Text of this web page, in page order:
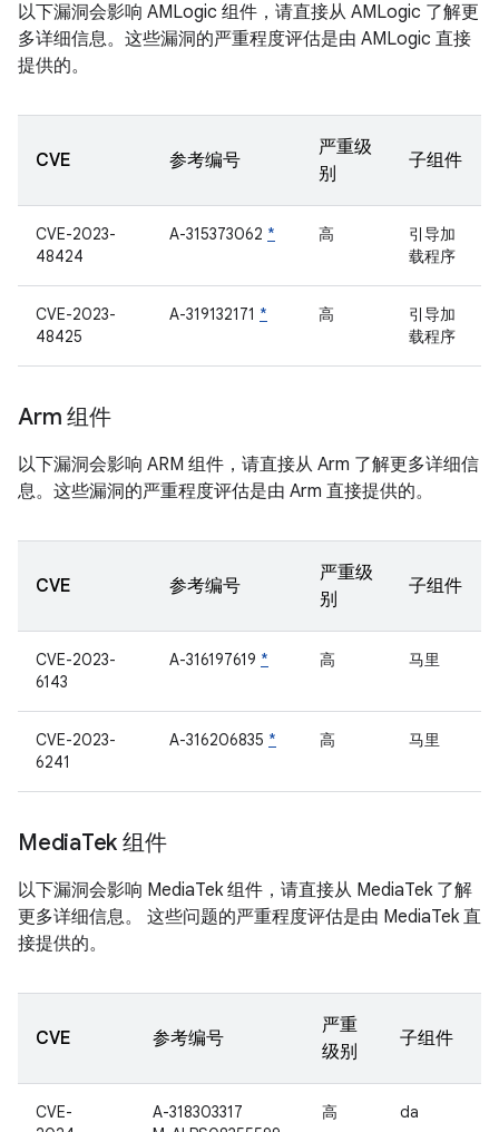
以下漏洞会影响 AMLogic 组件，请直接从 AMLogic 了解更
多详细信息。这些漏洞的严重程度评估是由 AMLogic 直接
提供的。
CVE 参考编号
严重级
别
子组件
CVE-2023-
48424
A-315373062 * 高
引导加
载程序
CVE-2023-
48425
A-319132171 * 高
引导加
载程序
Arm 组件
以下漏洞会影响 ARM 组件，请直接从 Arm 了解更多详细信
息。这些漏洞的严重程度评估是由 Arm 直接提供的。
CVE 参考编号
严重级
别
子组件
CVE-2023-
6143
A-316197619 * 高 马里
CVE-2023-
6241
A-316206835 * 高 马里
MediaTek 组件
以下漏洞会影响 MediaTek 组件，请直接从 MediaTek 了解
更多详细信息。 这些问题的严重程度评估是由 MediaTek 直
接提供的。
CVE 参考编号
严重
级别
子组件
CVE-
A-318303317
高 da